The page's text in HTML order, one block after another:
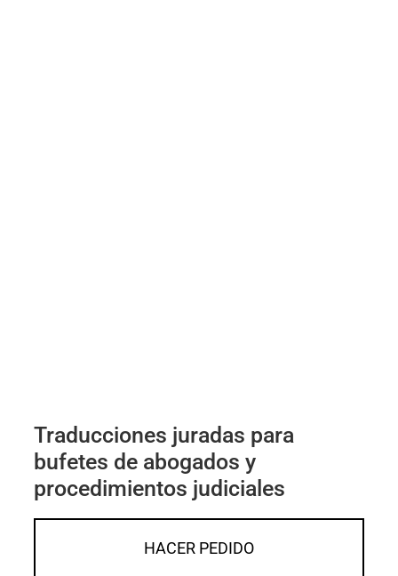
Traducciones juradas para
bufetes de abogados y
procedimientos judiciales
HACER PEDIDO